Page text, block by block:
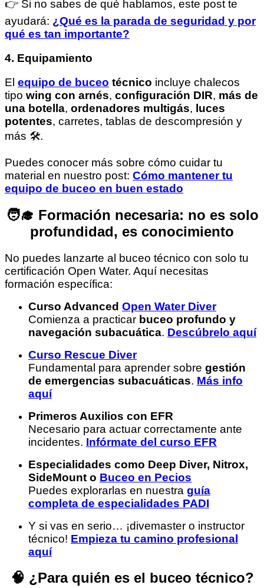
👉 Si no sabes de qué hablamos, este post te
ayudará: ¿Qué es la parada de seguridad y por
qué es tan importante?
4. Equipamiento
El equipo de buceo técnico incluye chalecos
tipo wing con arnés, configuración DIR, más de
una botella, ordenadores multigás, luces
potentes, carretes, tablas de descompresión y
más 🛠️.
Puedes conocer más sobre cómo cuidar tu
material en nuestro post: Cómo mantener tu
equipo de buceo en buen estado
🧑‍🎓 Formación necesaria: no es solo
profundidad, es conocimiento
No puedes lanzarte al buceo técnico con solo tu
certificación Open Water. Aquí necesitas
formación específica:
Curso Advanced Open Water Diver
Comienza a practicar buceo profundo y
navegación subacuática. Descúbrelo aquí
Curso Rescue Diver
Fundamental para aprender sobre gestión
de emergencias subacuáticas. Más info
aquí
Primeros Auxilios con EFR
Necesario para actuar correctamente ante
incidentes. Infórmate del curso EFR
Especialidades como Deep Diver, Nitrox,
SideMount o Buceo en Pecios
Puedes explorarlas en nuestra guía
completa de especialidades PADI
Y si vas en serio… ¡divemaster o instructor
técnico! Empieza tu camino profesional
aquí
🧠 ¿Para quién es el buceo técnico?